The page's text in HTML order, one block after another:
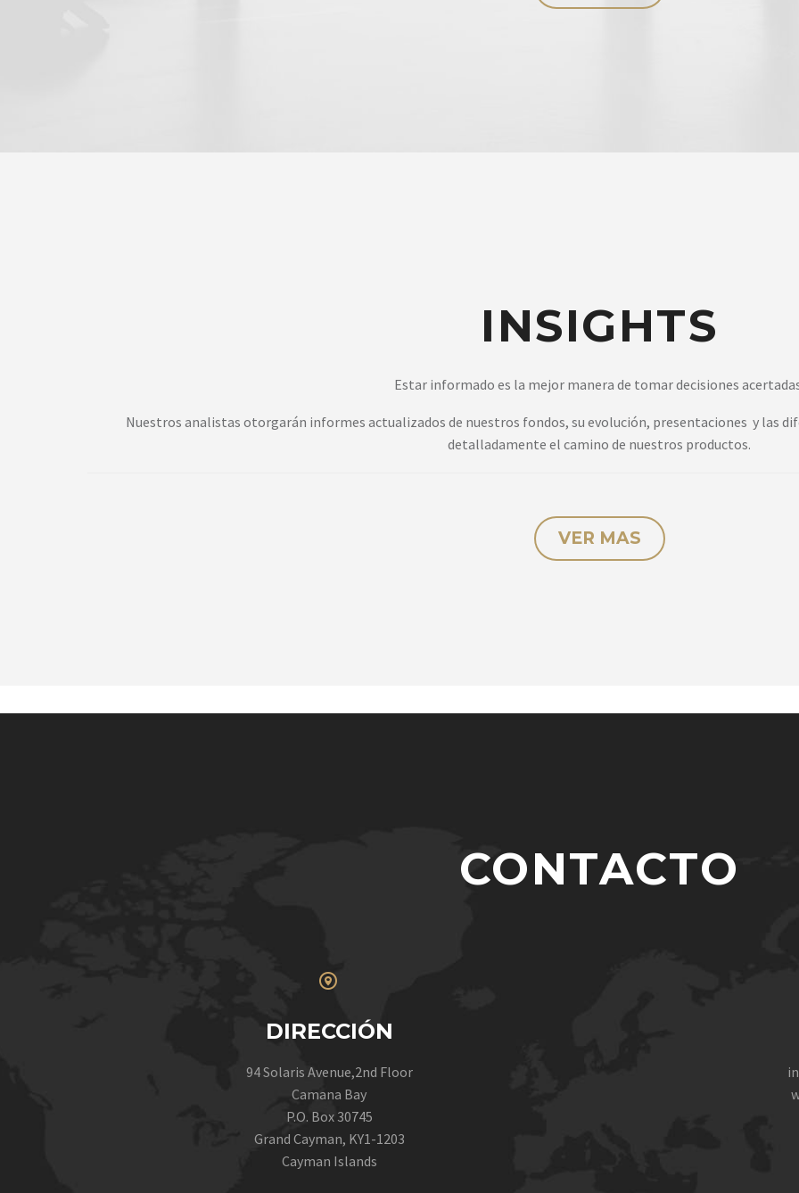
INSIGHTS
Estar informado es la mejor manera de tomar decisiones
Nuestros analistas otorgarán informes actualizados de nuestros fondos, su evolución, presentaciones y las
detalladamente el camino de nuestros productos.
VER MAS
CONTACTO


DIRECCIÓN
94 Solaris Avenue,2nd Floor
Camana Bay
P.O. Box 30745
Grand Cayman, KY1-1203
Cayman Islands